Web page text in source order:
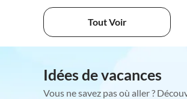
Tout Voir
Idées de vacances
Vous ne savez pas où aller ?